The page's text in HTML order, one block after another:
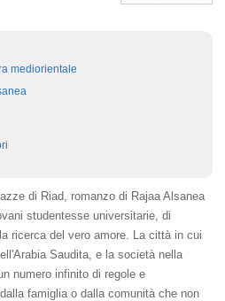
mediorientale
di Riad, romanzo di Rajaa Alsanea
studentesse universitarie, di
ricerca del vero amore. La città in cui
Saudita, e la società nella
numero infinito di regole e
famiglia o dalla comunità che non